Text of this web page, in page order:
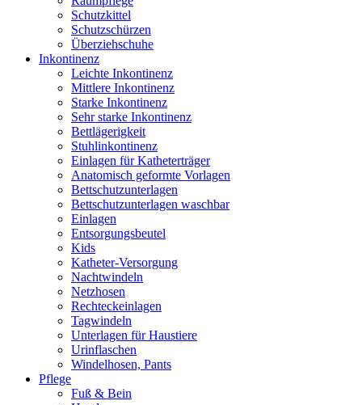
Schutzkittel
Schutzschürzen
Überziehschuhe
Inkontinenz
Leichte Inkontinenz
Mittlere Inkontinenz
Starke Inkontinenz
Sehr starke Inkontinenz
Bettlägerigkeit
Stuhlinkontinenz
Einlagen für Katheterträger
Anatomisch geformte Vorlagen
Bettschutzunterlagen
Bettschutzunterlagen waschbar
Einlagen
Entsorgungsbeutel
Kids
Katheter-Versorgung
Nachtwindeln
Netzhosen
Rechteckeinlagen
Tagwindeln
Unterlagen für Haustiere
Urinflaschen
Windelhosen, Pants
Pflege
Fuß & Bein